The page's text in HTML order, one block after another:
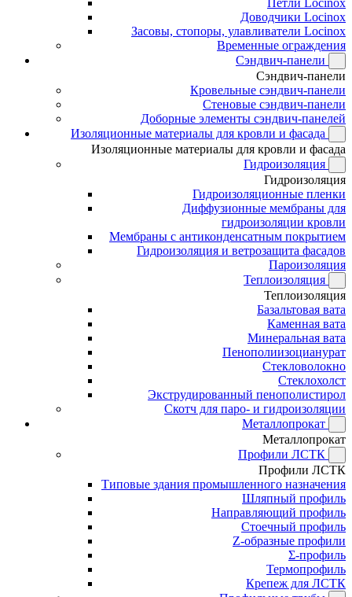
Петли Locinox
Доводчики Locinox
Засовы, стопоры, улавливатели Locinox
Временные ограждения
Сэндвич-панели
Сэндвич-панели
Кровельные сэндвич-панели
Стеновые сэндвич-панели
Доборные элементы сэндвич-панелей
Изоляционные материалы для кровли и фасада
Изоляционные материалы для кровли и фасада
Гидроизоляция
Гидроизоляция
Гидроизоляционные пленки
Диффузионные мембраны для
гидроизоляции кровли
Мембраны с антиконденсатным покрытием
Гидроизоляция и ветрозащита фасадов
Пароизоляция
Теплоизоляция
Теплоизоляция
Базальтовая вата
Каменная вата
Минеральная вата
Пенополиизоцианурат
Стекловолокно
Стеклохолст
Экструдированный пенополистирол
Скотч для паро- и гидроизоляции
Металлопрокат
Металлопрокат
Профили ЛСТК
Профили ЛСТК
Типовые здания промышленного назначения
Шляпный профиль
Направляющий профиль
Стоечный профиль
Z-образные профили
Σ-профиль
Термопрофиль
Крепеж для ЛСТК